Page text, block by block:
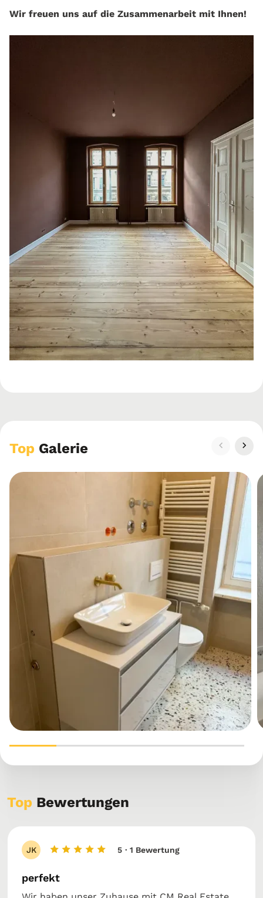
Wir freuen uns auf die Zusammenarbeit mit Ihnen!
Top Galerie
Top Bewertungen
JK 5 · 1 Bewertung
perfekt